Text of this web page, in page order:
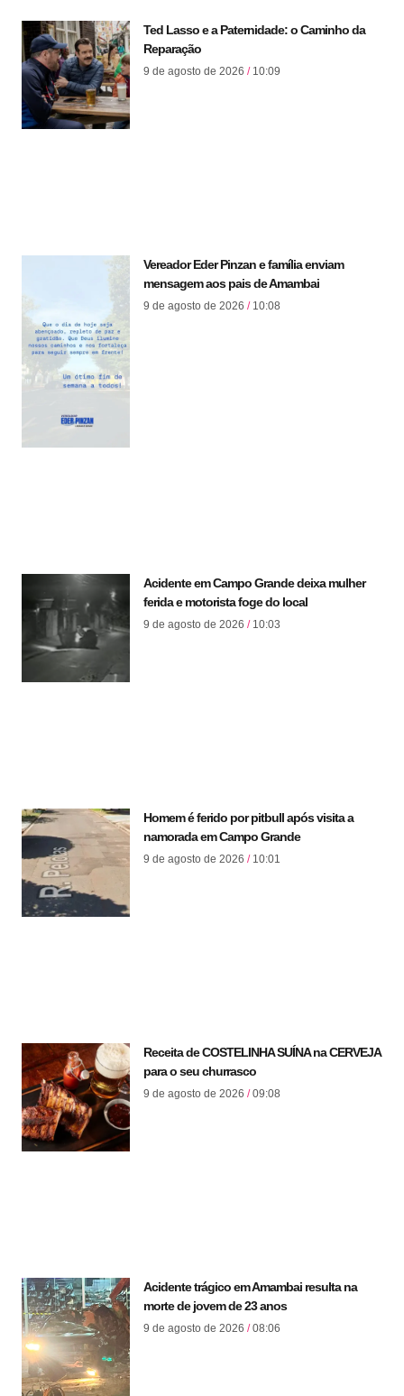
Ted Lasso e a Paternidade: o Caminho da
Reparação
9 de agosto de 2026 10:09
Vereador Eder Pinzan e família enviam
mensagem aos pais de Amambai
9 de agosto de 2026 10:08
Acidente em Campo Grande deixa mulher
ferida e motorista foge do local
9 de agosto de 2026 10:03
Homem é ferido por pitbull após visita a
namorada em Campo Grande
9 de agosto de 2026 10:01
Receita de COSTELINHA SUÍNA na CERVEJA
para o seu churrasco
9 de agosto de 2026 09:08
Acidente trágico em Amambai resulta na
morte de jovem de 23 anos
9 de agosto de 2026 08:06